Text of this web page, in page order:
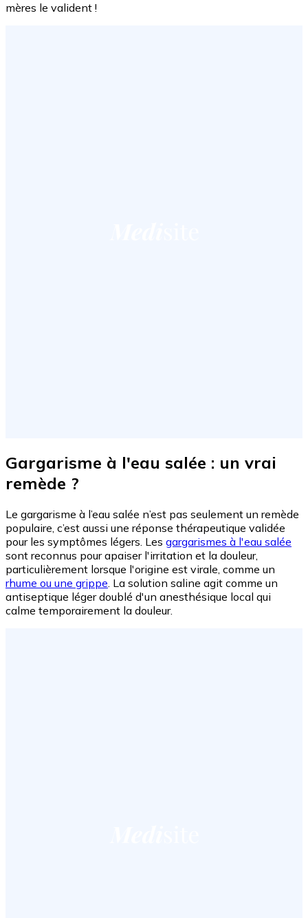
mères le valident !
Gargarisme à l'eau salée : un vrai
remède ?
Le gargarisme à l’eau salée n’est pas seulement un remède
populaire, c’est aussi une réponse thérapeutique validée
pour les symptômes légers. Les gargarismes à l'eau salée
sont reconnus pour apaiser l'irritation et la douleur,
particulièrement lorsque l'origine est virale, comme un
rhume ou une grippe. La solution saline agit comme un
antiseptique léger doublé d'un anesthésique local qui
calme temporairement la douleur.